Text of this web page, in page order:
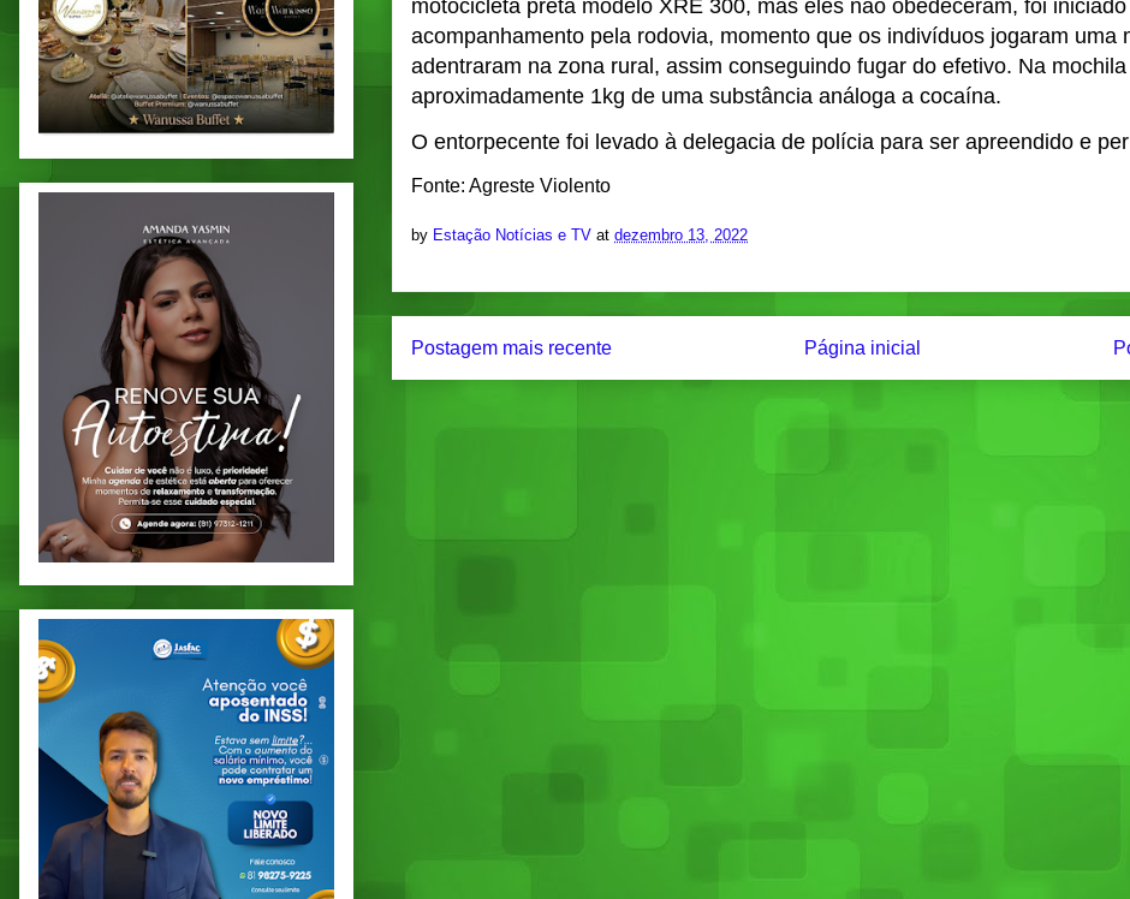
motocicleta preta modelo XRE 300, mas eles não obedeceram, foi
acompanhamento pela rodovia, momento que os indivíduos jogaram uma
adentraram na zona rural, assim conseguindo fugar do efetivo. Na
aproximadamente 1kg de uma substância análoga a cocaína.
O entorpecente foi levado à delegacia de polícia para ser apreendido e
Fonte: Agreste Violento
by Estação Notícias e TV at dezembro 13, 2022
Postagem mais recente Página inicial